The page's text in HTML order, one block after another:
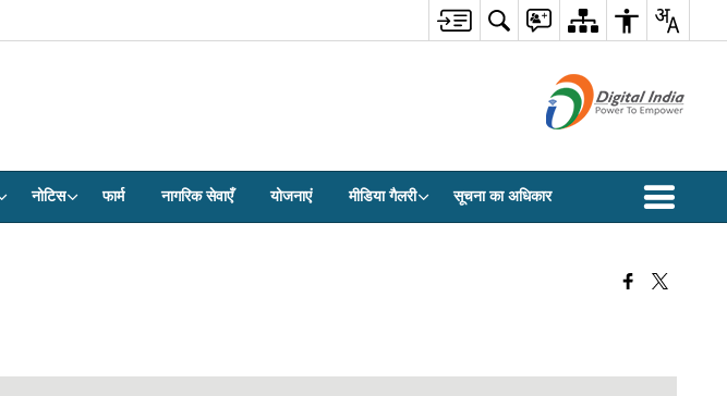
नोटिस फार्म नागरिक सेवाएँ योजनाएं मीडिया गैलरी सूचना का अधिकार